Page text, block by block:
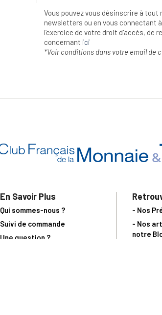
Vous pouvez vous désinscrire à tout
newsletters ou en vous connectant
l’exercice de votre droit d'accès, de
concernant ici
*Voir conditions dans votre email de
En Savoir Plus
Qui sommes-nous ?
Suivi de commande
Une question ?
- Nos
- Nos
notre